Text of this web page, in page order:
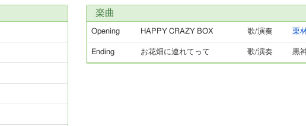
楽曲
Opening HAPPY CRAZY BOX 歌/演奏 栗
Ending お花畑に連れてって 歌/演奏 黒